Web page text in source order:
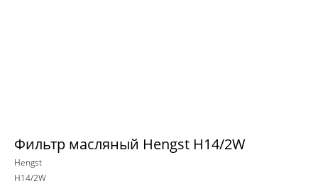
Фильтр масляный Hengst H14/2W
Hengst
H14/2W